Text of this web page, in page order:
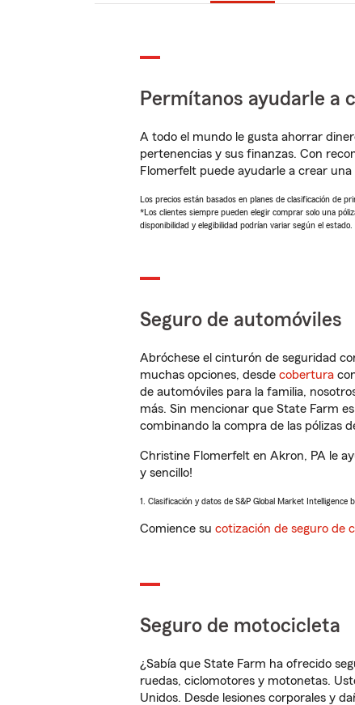
Permítanos ayudarle a
A todo el mundo le gusta ahorrar
pertenencias y sus finanzas. Con
Flomerfelt puede ayudarle a crear
Los precios están basados en planes de clasificación de
*Los clientes siempre pueden elegir comprar solo una
disponibilidad y elegibilidad podrían variar según el estado.
Seguro de automóviles
Abróchese el cinturón de seguridad
muchas opciones, desde cobertura
de automóviles para la familia,
más. Sin mencionar que State Farm
combinando la compra de las pólizas
Christine Flomerfelt en Akron, PA le
y sencillo!
1. Clasificación y datos de S&P Global Market Intelligence
Comience su cotización de seguro de
Seguro de motocicleta
¿Sabía que State Farm ha ofrecido
ruedas, ciclomotores y motonetas.
Unidos. Desde lesiones corporales y